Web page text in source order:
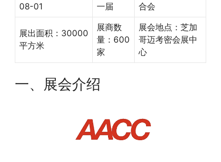
08-01
一届
合会
展出面积：30000
平方米
展商数
量：600
家
展会地点：芝加
哥迈考密会展中
心
一、展会介绍